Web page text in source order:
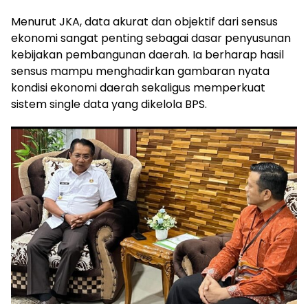
Menurut JKA, data akurat dan objektif dari sensus
ekonomi sangat penting sebagai dasar penyusunan
kebijakan pembangunan daerah. Ia berharap hasil
sensus mampu menghadirkan gambaran nyata
kondisi ekonomi daerah sekaligus memperkuat
sistem single data yang dikelola BPS.